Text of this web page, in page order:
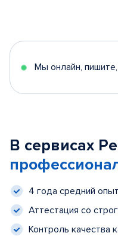
Мы онлайн,
В сервисах
4 года средний опыт
Аттестация со
Контроль качества